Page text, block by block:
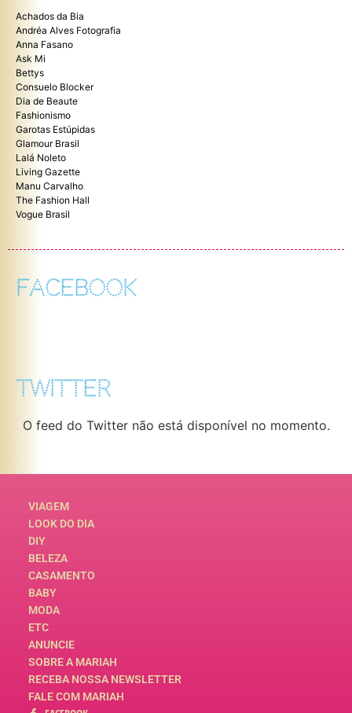
Achados da Bia
Andréa Alves Fotografia
Anna Fasano
Ask Mi
Bettys
Consuelo Blocker
Dia de Beaute
Fashionismo
Garotas Estúpidas
Glamour Brasil
Lalá Noleto
Living Gazette
Manu Carvalho
The Fashion Hall
Vogue Brasil
FACEBOOK
TWITTER
O feed do Twitter não está disponível no momento.
VIAGEM
LOOK DO DIA
DIY
BELEZA
CASAMENTO
BABY
MODA
ETC
ANUNCIE
SOBRE A MARIAH
RECEBA NOSSA NEWSLETTER
FALE COM MARIAH